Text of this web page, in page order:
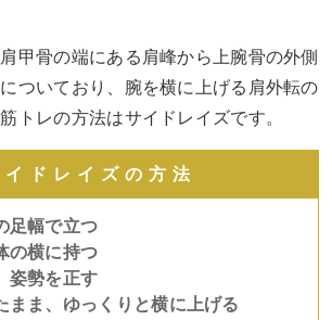
甲骨の端にある肩峰から上腕骨の外側
ついており、腕を横に上げる肩外転の
トレの方法はサイドレイズです。
イドレイズの方法
足幅で立つ
の横に持つ
姿勢を正す
まま、ゆっくりと横に上げる